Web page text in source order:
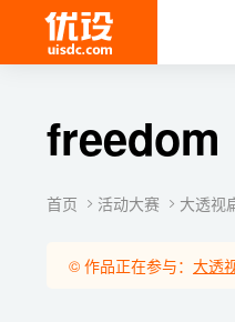
freedom
首页 活动大赛 大透视
© 作品正在参与： 大透